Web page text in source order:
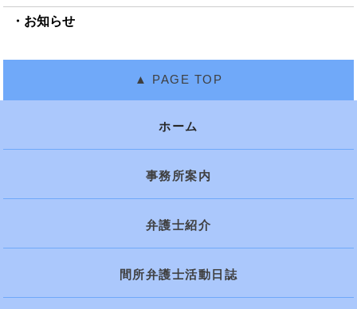
お知らせ
ホーム
事務所案内
弁護士紹介
間所弁護士活動日誌